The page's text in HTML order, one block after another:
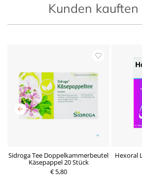
Kunden kauften
Sidroga Tee Doppelkammerbeutel
Käsepappel 20 Stück
€ 5,80
Hexoral
P